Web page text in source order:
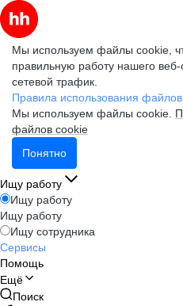
Мы используем файлы cookie,
правильную работу нашего веб-
сетевой трафик.
Правила использования
Мы используем файлы cookie.
файлов cookie
Понятно
Ищу работу
Ищу работу
Ищу работу
Ищу сотрудника
Сервисы
Помощь
Ещё
Поиск